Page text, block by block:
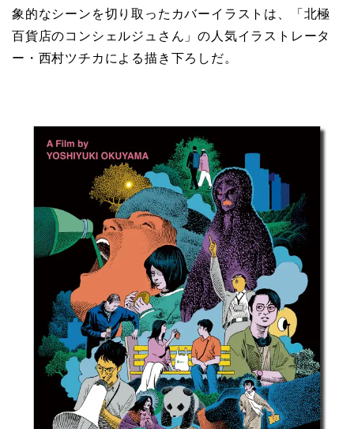
象的なシーンを切り取ったカバーイラストは、「北極
百貨店のコンシェルジュさん」の人気イラストレータ
ー・西村ツチカによる描き下ろしだ。